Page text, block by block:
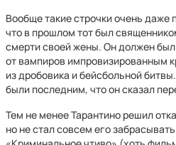
Вообще такие строчки очень
что в прошлом тот был
смерти своей жены. Он должен
от вампиров импровизированным
из дробовика и бейсбольной
были последним, что он сказал
Тем не менее Тарантино решил
но не стал совсем его